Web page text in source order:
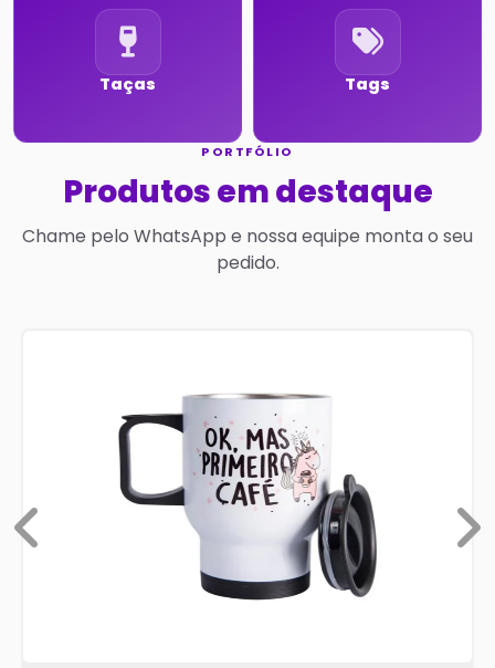
Taças Tags
PORTFÓLIO
Produtos em destaque
Chame pelo WhatsApp e nossa equipe monta o seu
pedido.